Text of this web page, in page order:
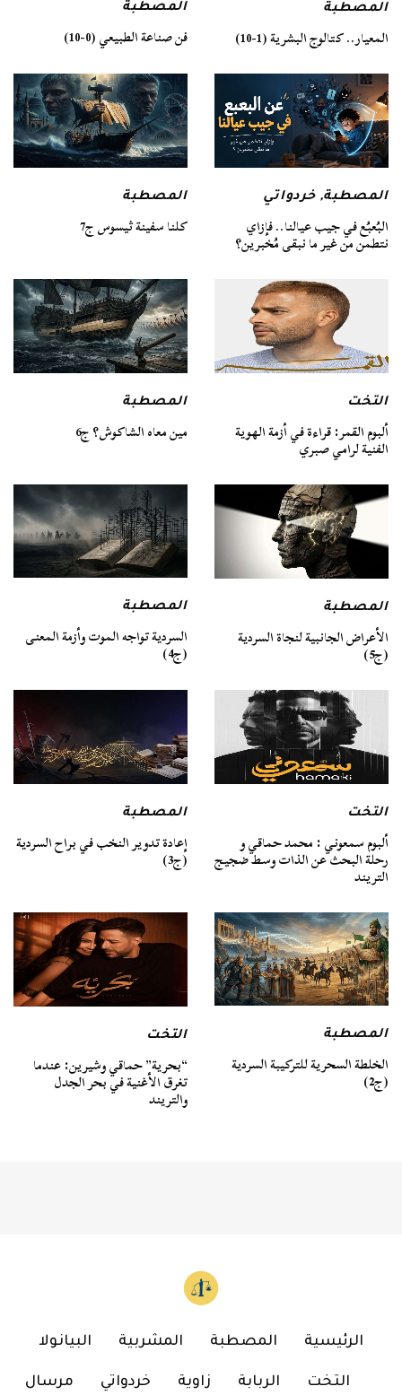
المصطبة
المعيار.. كتالوج البشرية (1-10)
المصطبة
فن صناعة الطبيعي (0-10)
المصطبة,خردواتي
البُعبُع في جيب عيالنا.. فإزاي
نتطمن من غير ما نبقى مُخبرين؟
المصطبة
كلنا سفينة ثيسوس ج7
التخت
ألبوم القمر: قراءة في أزمة الهوية
الفنية لرامي صبري
المصطبة
مين معاه الشاكوش؟ ج6
المصطبة
الأعراض الجانبية لنجاة السردية
(ج5)
المصطبة
السردية تواجه الموت وأزمة المعنى
(ج4)
التخت
ألبوم سمعوني : محمد حماقي و
رحلة البحث عن الذات وسط ضجيج
التريند
المصطبة
إعادة تدوير النخب في براح السردية
(ج3)
المصطبة
الخلطة السحرية للتركيبة السردية
(ج2)
التخت
“بحرية” حماقي وشيرين: عندما
تغرق الأغنية في بحر الجدل
والتريند
الرئيسية المصطبة المشربية البيانولا
التخت الربابة زاوية خردواتي مرسال